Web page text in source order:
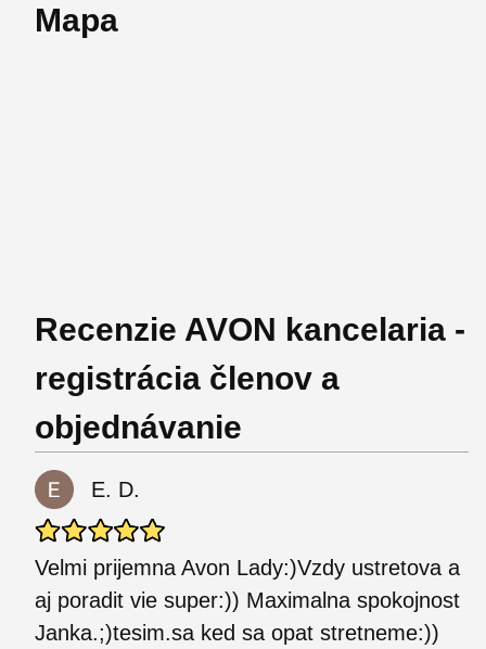
Mapa
Recenzie AVON kancelaria -
registrácia členov a
objednávanie
E. D.
Velmi prijemna Avon Lady:)Vzdy ustretova a
aj poradit vie super:)) Maximalna spokojnost
Janka.;)tesim.sa ked sa opat stretneme:))